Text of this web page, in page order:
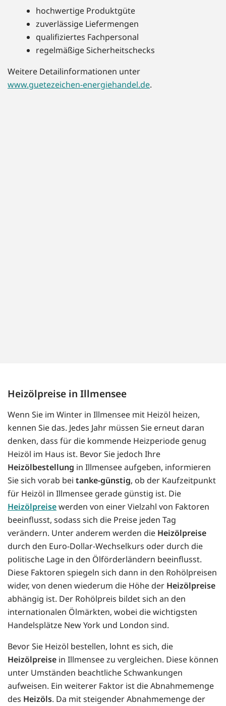
hochwertige Produktgüte
zuverlässige Liefermengen
qualifiziertes Fachpersonal
regelmäßige Sicherheitschecks
Weitere Detailinformationen unter
www.guetezeichen-energiehandel.de.
Heizölpreise in Illmensee
Wenn Sie im Winter in Illmensee mit Heizöl heizen,
kennen Sie das. Jedes Jahr müssen Sie erneut daran
denken, dass für die kommende Heizperiode genug
Heizöl im Haus ist. Bevor Sie jedoch Ihre
Heizölbestellung in Illmensee aufgeben, informieren
Sie sich vorab bei tanke-günstig, ob der Kaufzeitpunkt
für Heizöl in Illmensee gerade günstig ist. Die
Heizölpreisewerden von einer Vielzahl von Faktoren
beeinflusst, sodass sich die Preise jeden Tag
verändern. Unter anderem werden die Heizölpreise
durch den Euro-Dollar-Wechselkurs oder durch die
politische Lage in den Ölförderländern beeinflusst.
Diese Faktoren spiegeln sich dann in den Rohölpreisen
wider, von denen wiederum die Höhe der Heizölpreise
abhängig ist. Der Rohölpreis bildet sich an den
internationalen Ölmärkten, wobei die wichtigsten
Handelsplätze New York und London sind.
Bevor Sie Heizöl bestellen, lohnt es sich, die
Heizölpreise in Illmensee zu vergleichen. Diese können
unter Umständen beachtliche Schwankungen
aufweisen. Ein weiterer Faktor ist die Abnahmemenge
des Heizöls. Da mit steigender Abnahmemenge der